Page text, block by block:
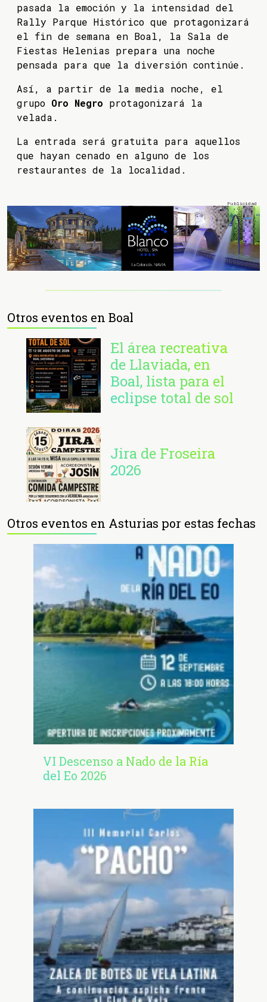
pasada la emoción y la intensidad del
Rally Parque Histórico que protagonizará
el fin de semana en Boal, la Sala de
Fiestas Helenias prepara una noche
pensada para que la diversión continúe.
Así, a partir de la media noche, el
grupo Oro Negro protagonizará la
velada.
La entrada será gratuita para aquellos
que hayan cenado en alguno de los
restaurantes de la localidad.
Otros eventos en Boal
El área recreativa
de Llaviada, en
Boal, lista para el
eclipse total de sol
Jira de Froseira
2026
Otros eventos en Asturias por estas fechas
VI Descenso a Nado de la Ría
del Eo 2026